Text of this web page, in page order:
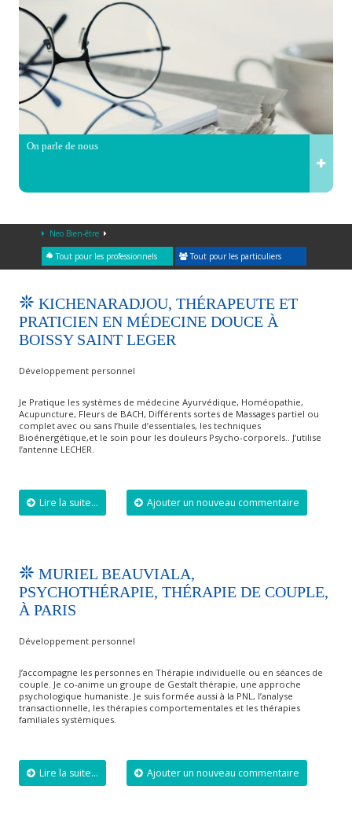
On parle de nous
Neo Bien-être
Tout pour les professionnels Tout pour les particuliers
KICHENARADJOU, THÉRAPEUTE ET
PRATICIEN EN MÉDECINE DOUCE À
BOISSY SAINT LEGER
Développement personnel
Je Pratique les systèmes de médecine Ayurvédique, Homéopathie,
Acupuncture, Fleurs de BACH, Différents sortes de Massages partiel ou
complet avec ou sans l’huile d’essentiales, les techniques
Bioénergétique,et le soin pour les douleurs Psycho-corporels.. J’utilise
l’antenne LECHER.
Lire la suite... Ajouter un nouveau commentaire
MURIEL BEAUVIALA,
PSYCHOTHÉRAPIE, THÉRAPIE DE COUPLE,
À PARIS
Développement personnel
J’accompagne les personnes en Thérapie individuelle ou en séances de
couple. Je co-anime un groupe de Gestalt thérapie, une approche
psychologique humaniste. Je suis formée aussi à la PNL, l’analyse
transactionnelle, les thérapies comportementales et les thérapies
familiales systémiques.
Lire la suite... Ajouter un nouveau commentaire